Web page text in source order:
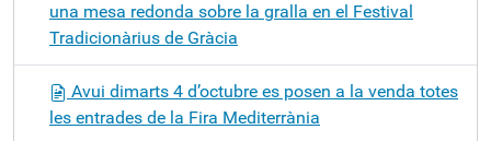
una mesa redonda sobre la gralla en el Festival
Tradicionàrius de Gràcia
Avui dimarts 4 d’octubre es posen a la venda totes
les entrades de la Fira Mediterrània